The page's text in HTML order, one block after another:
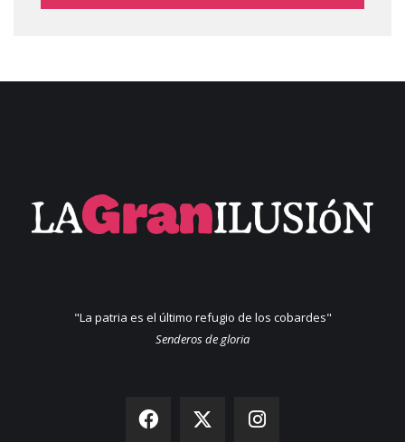
"La patria es el último refugio de los cobardes"
Senderos de gloria